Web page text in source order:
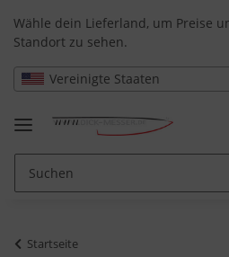
Wähle dein Lieferland, um Preise
Standort zu sehen.
Vereinigte Staaten
Startseite